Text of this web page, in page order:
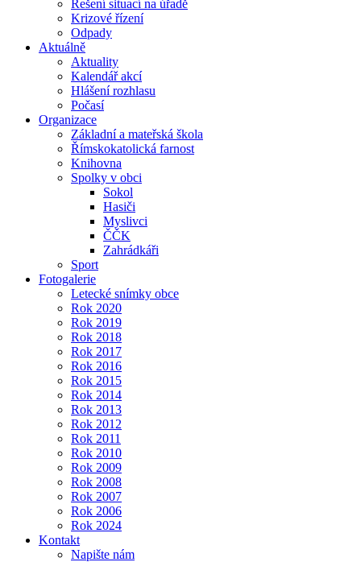
Řešení situací na úřadě
Krizové řízení
Odpady
Aktuálně
Aktuality
Kalendář akcí
Hlášení rozhlasu
Počasí
Organizace
Základní a mateřská škola
Římskokatolická farnost
Knihovna
Spolky v obci
Sokol
Hasiči
Myslivci
ČČK
Zahrádkáři
Sport
Fotogalerie
Letecké snímky obce
Rok 2020
Rok 2019
Rok 2018
Rok 2017
Rok 2016
Rok 2015
Rok 2014
Rok 2013
Rok 2012
Rok 2011
Rok 2010
Rok 2009
Rok 2008
Rok 2007
Rok 2006
Rok 2024
Kontakt
Napište nám